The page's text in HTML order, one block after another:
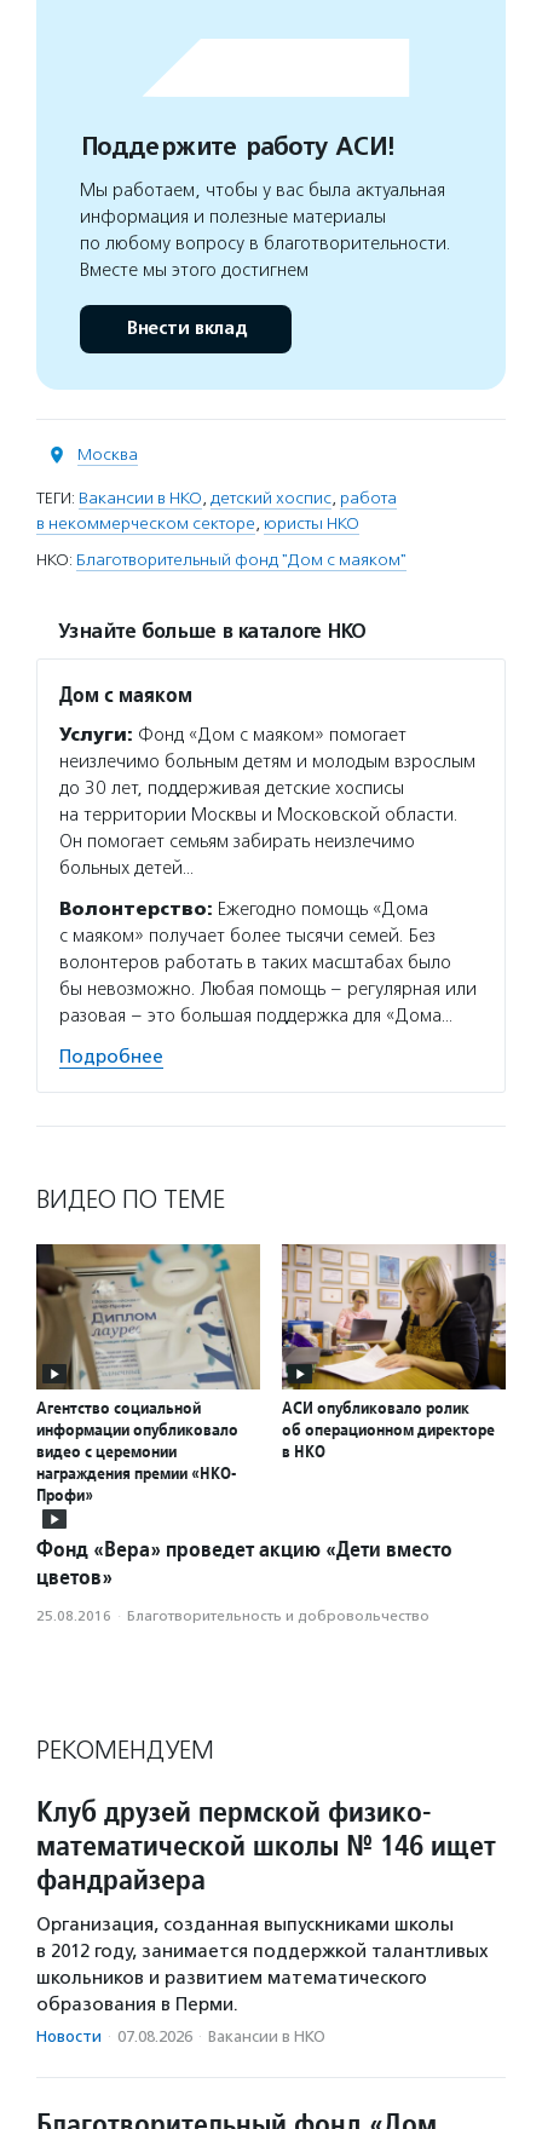
Поддержите работу АСИ!
Мы работаем, чтобы у вас была актуальная
информация и полезные материалы
по любому вопросу в благотворительности.
Вместе мы этого достигнем
Внести вклад
Москва
ТЕГИ: Вакансии в НКО, детский хоспис, работа
в некоммерческом секторе, юристы НКО
НКО: Благотворительный фонд "Дом с маяком"
Узнайте больше в каталоге НКО
Дом с маяком
Услуги: Фонд «Дом с маяком» помогает
неизлечимо больным детям и молодым взрослым
до 30 лет, поддерживая детские хосписы
на территории Москвы и Московской области.
Он помогает семьям забирать неизлечимо
больных детей…
Волонтерство: Ежегодно помощь «Дома
с маяком» получает более тысячи семей. Без
волонтеров работать в таких масштабах было
бы невозможно. Любая помощь – регулярная или
разовая – это большая поддержка для «Дома…
Подробнее
ВИДЕО ПО ТЕМЕ
Агентство социальной
информации опубликовало
видео с церемонии
награждения премии «НКО-
Профи»
АСИ опубликовало ролик
об операционном директоре
в НКО
Фонд «Вера» проведет акцию «Дети вместо
цветов»
25.08.2016 · Благотвори­тель­ность и доброволь­чест­во
РЕКОМЕНДУЕМ
Клуб друзей пермской физико-
математической школы № 146 ищет
фандрайзера
Организация, созданная выпускниками школы
в 2012 году, занимается поддержкой талантливых
школьников и развитием математического
образования в Перми.
Новости · 07.08.2026 · Вакансии в НКО